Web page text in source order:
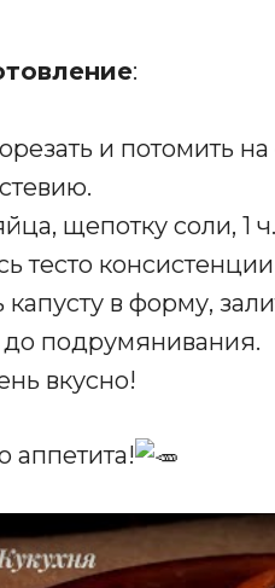
:
и потомить
щепотку соли, 1
тесто
в форму,
до подрумянивания.
вкусно!
аппетита!